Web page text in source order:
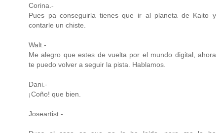
Corina.-
Pues pa conseguirla tienes que ir al planeta de Kaito y
contarle un chiste.
Walt.-
Me alegro que estes de vuelta por el mundo digital, ahora
te puedo volver a seguir la pista. Hablamos.
Dani.-
¡Coño! que bien.
Joseartist.-